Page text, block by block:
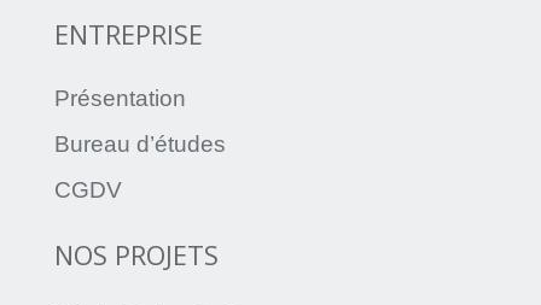
ENTREPRISE
Présentation
Bureau d’études
CGDV
NOS PROJETS